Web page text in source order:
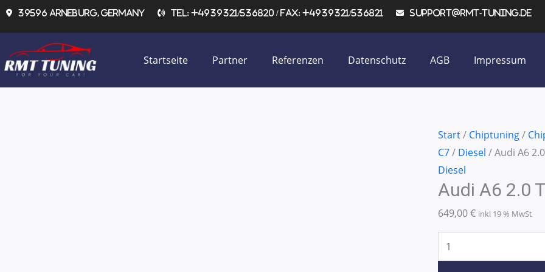
Zum39596 Arneburg, Germany Tel: +4939321/536820 / Fax: +4939321/536821 support@rmt-tuning.de
Startseite Partner Referenzen Datenschutz AGB Impressum
Start/ Chiptuning/
C7/ Diesel / Audi A6
Diesel
Audi A6 2.0
649,00€ inkl 19 % MwSt
Audi
A6
2.0
TDI
125KW/170PS
Menge